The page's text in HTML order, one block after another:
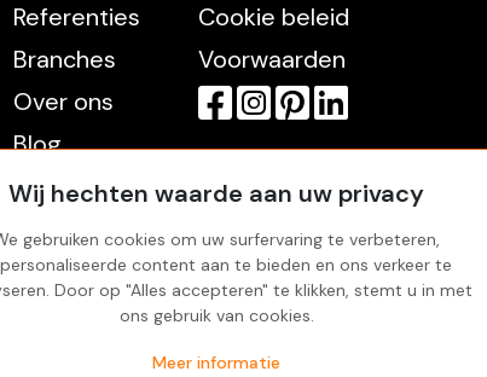
Referenties
Branches
Over ons
Blog
Contact
Cookie beleid
Voorwaarden
Rekening
Inloggen
Favorites
Wij hechten waarde aan uw privacy
gebruiken cookies om uw surfervaring te verbeteren,
content aan te bieden en ons verkeer te
Door op "Alles accepteren" te klikken, stemt u in met
ons gebruik van cookies.
Meer informatie